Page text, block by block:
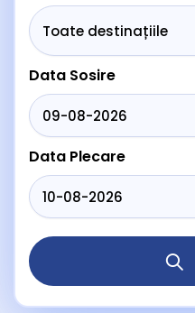
Data Sosire
Data Plecare